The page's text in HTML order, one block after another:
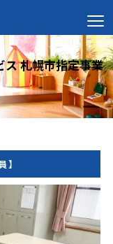
ス 札幌市指定事業
】